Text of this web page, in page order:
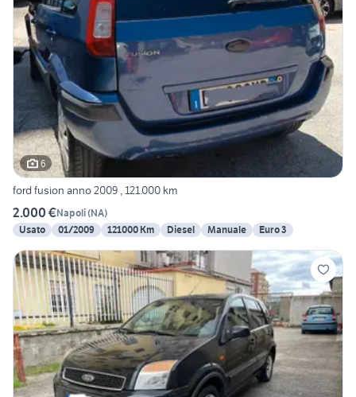
6
ford fusion anno 2009 , 121.000 km
2.000 €Napoli(NA)
Usato
01/2009 121000 Km Diesel Manuale Euro 3